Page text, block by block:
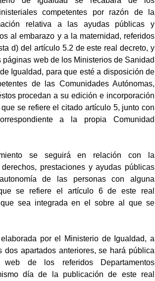
competentes por razón de la
relativa a las ayudas públicas y
al embarazo y a la maternidad, referidos
d) del artículo 5.2 de este real decreto, y
páginas web de los Ministerios de Sanidad
Igualdad, para que esté a disposición de
de las Comunidades Autónomas,
procedan a su edición e incorporación
se refiere el citado artículo 5, junto con
a la propia Comunidad
se seguirá en relación con la
prestaciones y ayudas públicas
de las personas con alguna
se refiere el artículo 6 de este real
sea integrada en el sobre al que se
por el Ministerio de Igualdad, a
dos apartados anteriores, se hará pública
de los referidos Departamentos
día de la publicación de este real